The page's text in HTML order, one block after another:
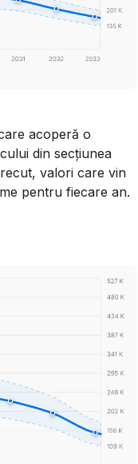
acoperă o
din secțiunea
valori care vin
pentru fiecare an.